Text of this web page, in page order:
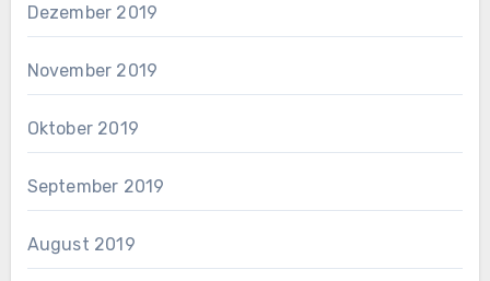
Dezember 2019
November 2019
Oktober 2019
September 2019
August 2019